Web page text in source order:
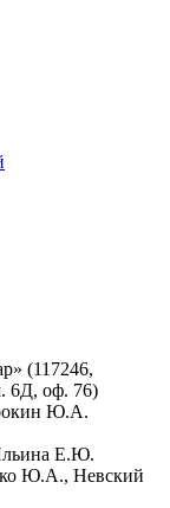
(117246,
6Д, оф. 76)
Ю.А.
Е.Ю.
Ю.А., Невский